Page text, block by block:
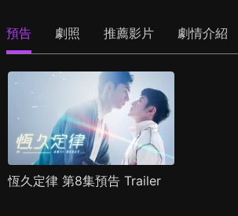
預告 劇照 推薦影片 劇情介紹
恆久定律 第8集預告 Trailer